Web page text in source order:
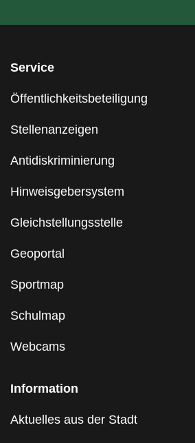
Service
Öffentlichkeitsbeteiligung
Stellenanzeigen
Antidiskriminierung
Hinweisgebersystem
Gleichstellungsstelle
Geoportal
Sportmap
Schulmap
Webcams
Information
Aktuelles aus der Stadt